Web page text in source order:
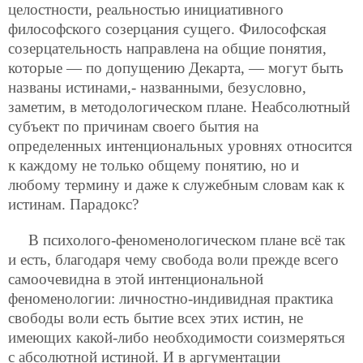
целостности, реальностью инициативного
философского созерцания сущего. Философская
созерцательность направлена на общие понятия,
которые — по допущению Декарта, — могут быть
названы истинами,- названными, безусловно,
заметим, в методологическом плане. Неабсолютный
субъект по причинам своего бытия на
определенных интенциональных уровнях относится
к каждому не только общему понятию, но и
любому термину и даже к служебным словам как к
истинам. Парадокс?
В психолого-феноменологическом плане всё так
и есть, благодаря чему свобода воли прежде всего
самоочевидна в этой интенциональной
феноменологии: личностно-индивидная практика
свободы воли есть бытие всех этих истин, не
имеющих какой-либо необходимости соизмеряться
с абсолютной истиной. И в аргументации